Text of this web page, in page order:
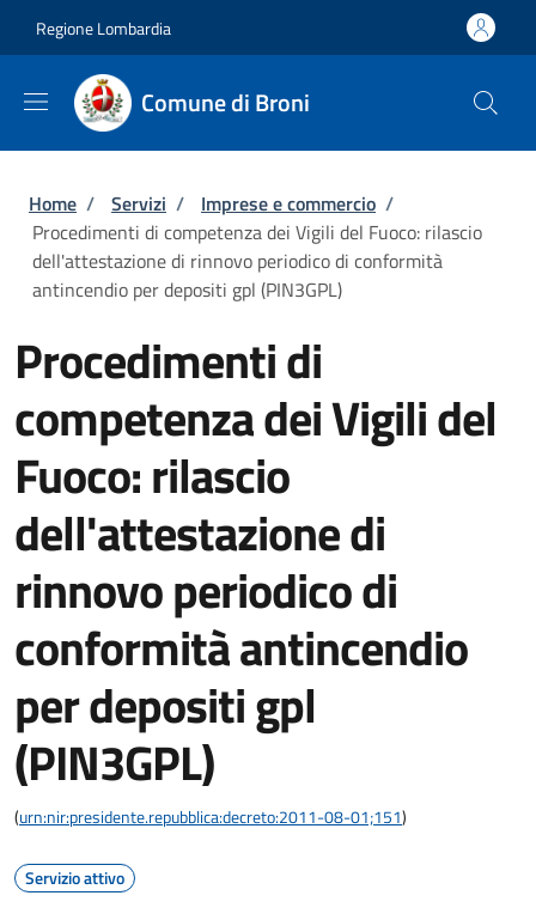
Regione Lombardia
Comune di Broni
Briciole di pane
Home / Servizi / Imprese e commercio /
Procedimenti di competenza dei Vigili del Fuoco: rilascio
dell'attestazione di rinnovo periodico di conformità
antincendio per depositi gpl (PIN3GPL)
Procedimenti di
competenza dei Vigili del
Fuoco: rilascio
dell'attestazione di
rinnovo periodico di
conformità antincendio
per depositi gpl
(PIN3GPL)
(urn:nir:presidente.repubblica:decreto:2011-08-01;151)
Servizio attivo